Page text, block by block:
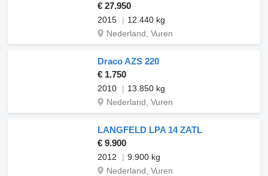
€ 27.950
2015
12.440 kg
Nederland, Vuren
Draco AZS 220
€ 1.750
2010
13.850 kg
Nederland, Vuren
LANGFELD LPA 14 ZATL
€ 9.900
2012
9.900 kg
Nederland, Vuren